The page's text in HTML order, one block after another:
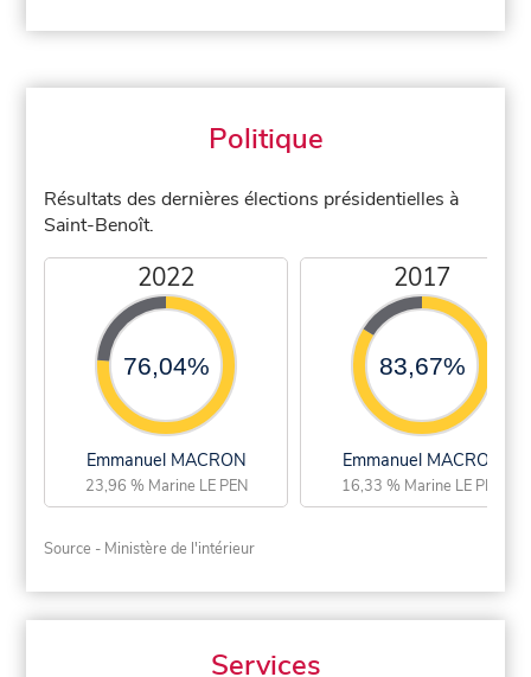
Politique
Résultats des dernières élections présidentielles à
Saint-Benoît.
2022
76,04%
Emmanuel MACRON
23,96 % Marine LE PEN
2017
83,67%
Emmanuel MACRON
16,33 % Marine LE PEN
Source - Ministère de l'intérieur
Services